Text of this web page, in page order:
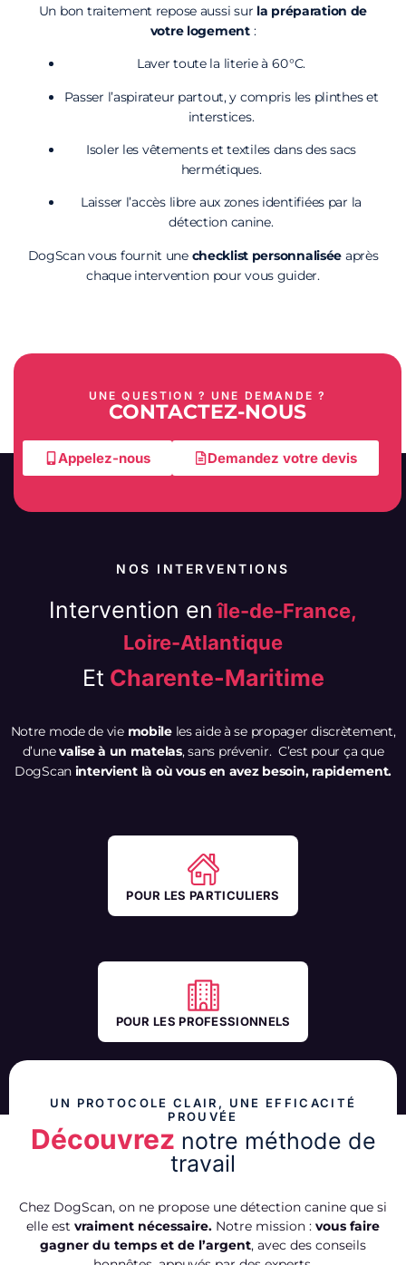
Un bon traitement repose aussi sur la préparation de
votre logement:
Laver toute la literie à 60 °C.
Passer l’aspirateur partout, y compris les plinthes et
interstices.
Isoler les vêtements et textiles dans des sacs
hermétiques.
Laisser l’accès libre aux zones identifiées par la
détection canine.
DogScan vous fournit une checklist personnalisée après
chaque intervention pour vous guider.
UNE QUESTION ? UNE DEMANDE ?
CONTACTEZ-NOUS
Appelez-nous Demandez votre devis
NOS INTERVENTIONS
Intervention enîle-de-France,
Loire-Atlantique
Et Charente-Maritime
Notre mode de vie mobileles aide à se propager discrètement,
d’unevalise à un matelas, sans prévenir. C’est pour ça que
DogScan intervient là où vous en avez besoin, rapidement.
POUR LES PARTICULIERS
POUR LES PROFESSIONNELS
UN PROTOCOLE CLAIR, UNE EFFICACITÉ
PROUVÉE
Découvrez notre méthode de
travail
Chez DogScan, on ne propose une détection canine que si
elle est vraiment nécessaire. Notre mission : vous faire
gagner du temps et de l’argent, avec des conseils